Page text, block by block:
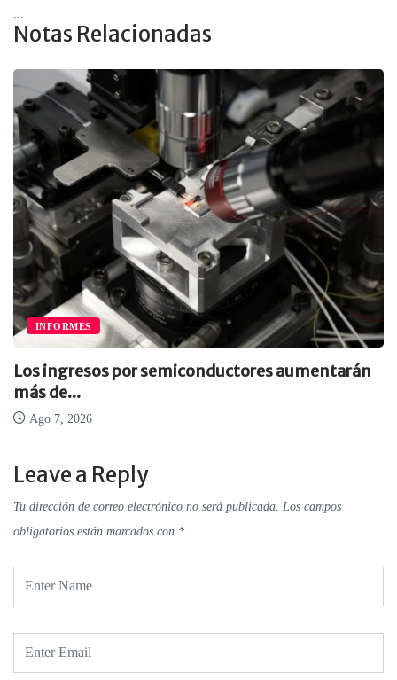
Notas Relacionadas
INFORMES
Los ingresos por semiconductores aumentarán
más de...
Ago 7, 2026
Leave a Reply
Tu dirección de correo electrónico no será publicada. Los campos
obligatorios están marcados con *